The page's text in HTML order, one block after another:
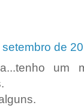
setembro de